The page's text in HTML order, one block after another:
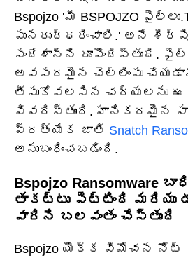
Bspojzo 'మీ BSPOJZO
పునరుద్ధరించాలి.' అనే
సందేశాన్ని రూపొందిస్తుంది.
అవసరమైన చెల్లింపు
తీసుకోవలసిన చర్యలను ఈ
వివరిస్తుంది. హానికరమైన
ప్రత్యేక జాతి Snatch
అనుబంధించబడింది.
Bspojzo Ransomware
తాకట్టు పెట్టింది మరియు
వారిని బలవంతం చేస్తుంది
Bspojzo యొక్క విమోచన